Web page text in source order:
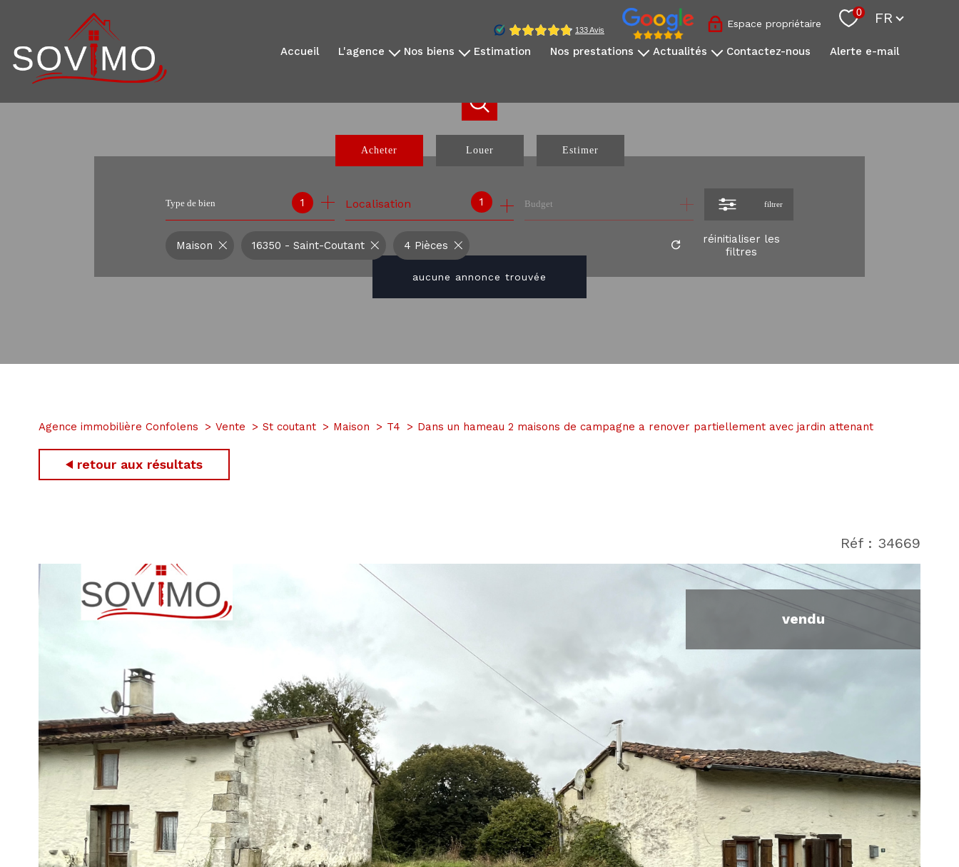
Espace propriétaire
0 FR
accueil l'agence nos biens
nos exclusivités
estimation nos prestations actualités contactez-nous alerte e-mail
Acheter Louer
à l'année
de l'immo pro
Estimer
Type de bien 1 1
Localisation Budget filtrer
aucune annonce trouvée
Maison 16350 - Saint-Coutant 4 Pièces
réinitialiser les
filtres
Agence immobilière Confolens Vente St coutant Maison T4 Dans un hameau 2 maisons de campagne a renover partiellement avec jardin attenant
retour aux résultats
Réf : 34669
vendu